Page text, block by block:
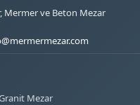
Mermer ve Beton Mezar
Mezar